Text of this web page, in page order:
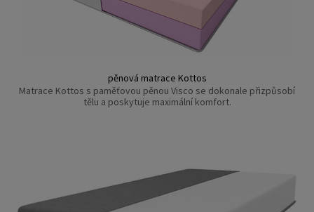
pěnová matrace Kottos
Matrace Kottos s paměťovou pěnou Visco se dokonale přizpůsobí
tělu a poskytuje maximální komfort.